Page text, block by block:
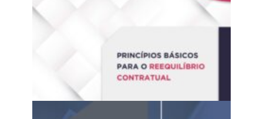
O reequilíbrio econômico-financeiro dos contratos
administrativos de obras e serviços de engenharia